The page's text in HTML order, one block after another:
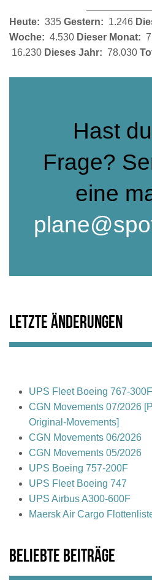
Heute: 335 Gestern: 1.246
Woche: 4.530 Dieser Monat:
16.230 Dieses Jahr: 78.030
Hast
Frage?
eine
Letzte Änderungen
UPS Fleet Boeing 767-300F
CGN Movements 07/2026
Original-Movements]
CGN Movements 06/2026
CGN Movements 05/2026
UPS Boeing 757-200F
UPS Fleet Boeing 747
UPS Airbus A300-600F
Maersk Air Cargo
Beliebte Beiträge